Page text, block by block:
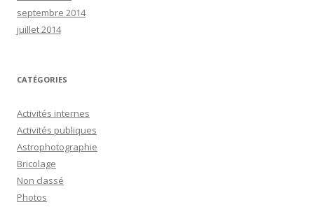
septembre 2014
juillet 2014
CATÉGORIES
Activités internes
Activités publiques
Astrophotographie
Bricolage
Non classé
Photos